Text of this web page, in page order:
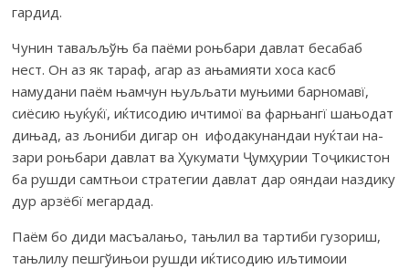
гардид.
Чунин таваљљўњ ба паёми роњбари давлат бесабаб
нест. Он аз як тараф, агар аз ањамияти хоса касб
намудани паём њамчун њуљљати му­њими барномавї,
сиёсию њуќуќї, иќтисодию ичтимої ва фарњангї ша­њодат
дињад, аз љониби дигар он ифодакунандаи нуќтаи на­
зари роњ­бари давлат ва Ҳукумати Ҷумҳурии Тоҷикистон
ба рушди самтњои стратегии дав­лат дар ояндаи наздику
дур арз­ёбї ме­гардад.
Паём бо диди масъалањо, тањлил ва тартиби гузориш,
тањлилу пеш­гўињои рушди иќтисодию иљтимоии